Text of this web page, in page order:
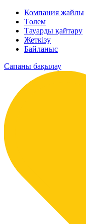
Компания жайлы
Төлем
Тауарды қайтару
Жеткізу
Байланыс
Сапаны бақылау